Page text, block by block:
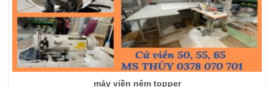
máy viền nệm topper